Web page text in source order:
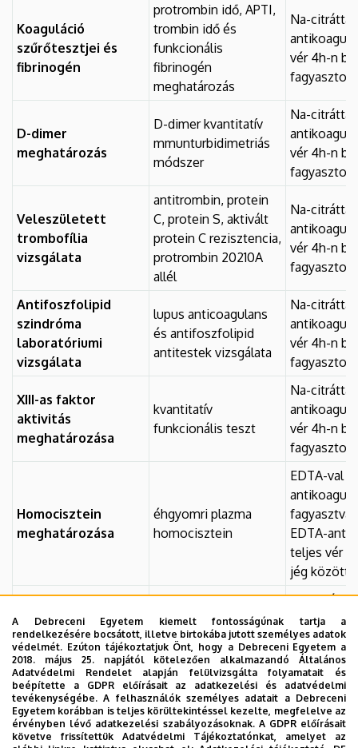
Koaguláció
szűrőtesztjei és
fibrinogén
protrombin idő, APTI,
trombin idő és
funkcionális
fibrinogén
meghatározás
Na-citráttal
vér 4h-n
fagyasztott
D-dimer
meghatározás
D-dimer kvantitatív
mmunturbidimetriás
módszer
Na-citráttal
vér 4h-n
fagyasztott
Veleszületett
trombofília
vizsgálata
antitrombin, protein
C, protein S, aktivált
protein C rezisztencia,
protrombin 20210A
allél
Na-citráttal
vér 4h-n
fagyasztott
Antifoszfolipid
szindróma
laboratóriumi
vizsgálata
lupus anticoagulans
és antifoszfolipid
antitestek vizsgálata
Na-citráttal
vér 4h-n
fagyasztott
XIII-as faktor
aktivitás
meghatározása
kvantitatív
funkcionális teszt
Na-citráttal
vér 4h-n
fagyasztott
Homocisztein
meghatározása
éhgyomri plazma
homocisztein
EDTA-val
fagyasztva,
EDTA-
teljes vér
jég között
PAI-1 szint
meghatározás
aktivitás
Na-citráttal
vér 4h-n
von Willebrand
antigén szint
kvantitatív
immunesszé
Na-citráttal
vér 4h-n
fagyasztott
A Debreceni Egyetem kiemelt fontosságúnak tartja a
rendelkezésére bocsátott, illetve birtokába jutott személyes adatok
védelmét. Ezúton tájékoztatjuk Önt, hogy a Debreceni Egyetem a
2018. május 25. napjától kötelezően alkalmazandó Általános
Adatvédelmi Rendelet alapján felülvizsgálta folyamatait és
beépítette a GDPR előírásait az adatkezelési és adatvédelmi
tevékenységébe. A felhasználók személyes adatait a Debreceni
Egyetem korábban is teljes körültekintéssel kezelte, megfelelve az
érvényben lévő adatkezelési szabályozásoknak. A GDPR előírásait
követve frissítettük Adatvédelmi Tájékoztatónkat, amelyet az